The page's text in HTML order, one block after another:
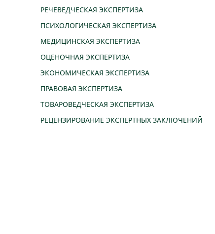
РЕЧЕВЕДЧЕСКАЯ ЭКСПЕРТИЗА
ПСИХОЛОГИЧЕСКАЯ ЭКСПЕРТИЗА
МЕДИЦИНСКАЯ ЭКСПЕРТИЗА
ОЦЕНОЧНАЯ ЭКСПЕРТИЗА
ЭКОНОМИЧЕСКАЯ ЭКСПЕРТИЗА
ПРАВОВАЯ ЭКСПЕРТИЗА
ТОВАРОВЕДЧЕСКАЯ ЭКСПЕРТИЗА
РЕЦЕНЗИРОВАНИЕ ЭКСПЕРТНЫХ ЗАКЛЮЧЕНИЙ